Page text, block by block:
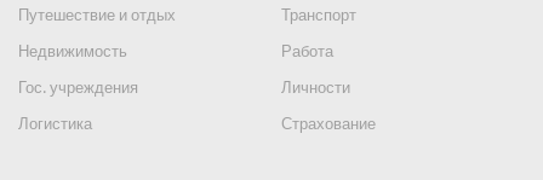
Путешествие и отдых
Транспорт
Недвижимость
Работа
Гос. учреждения
Личности
Логистика
Страхование